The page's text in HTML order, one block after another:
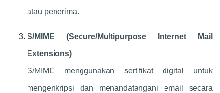
atau penerima.
S/MIME (Secure/Multipurpose Internet Mail
Extensions)
S/MIME menggunakan sertifikat digital untuk
mengenkripsi dan menandatangani email secara